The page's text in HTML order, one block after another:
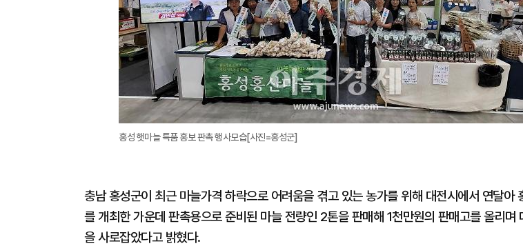
홍성 햇마늘 특품 홍보 판촉 행사모습[사진=홍성군]
충남 홍성군이 최근 마늘가격 하락으로 어려움을 겪고 있는 농가를 위해 대전시에서 연달아
를 개최한 가운데 판촉용으로 준비된 마늘 전량인 2톤을 판매해 1천만원의 판매고를 올리며
을 사로잡았다고 밝혔다.